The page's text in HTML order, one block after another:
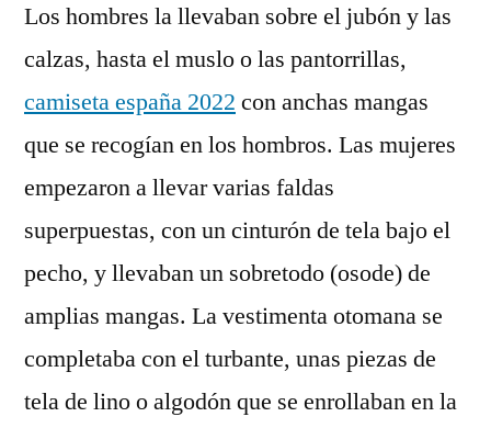
Los hombres la llevaban sobre el jubón y las
calzas, hasta el muslo o las pantorrillas,
camiseta españa 2022 con anchas mangas
que se recogían en los hombros. Las mujeres
empezaron a llevar varias faldas
superpuestas, con un cinturón de tela bajo el
pecho, y llevaban un sobretodo (osode) de
amplias mangas. La vestimenta otomana se
completaba con el turbante, unas piezas de
tela de lino o algodón que se enrollaban en la